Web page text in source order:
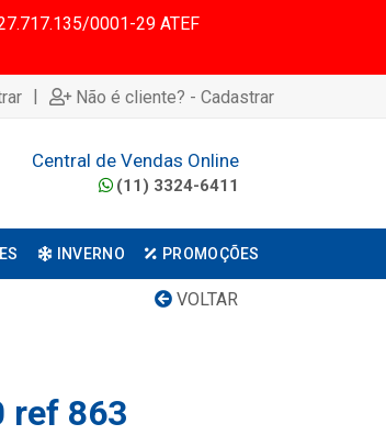
0001-29 ATEF
| Não é cliente? - Cadastrar
Central de Vendas Online
(11) 3324-6411
INVERNO PROMOÇÕES
VOLTAR
ref 863